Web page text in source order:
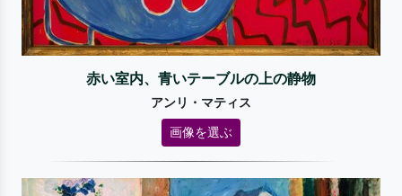
赤い室内、青いテーブルの上の静物
アンリ・マティス
画像を選ぶ